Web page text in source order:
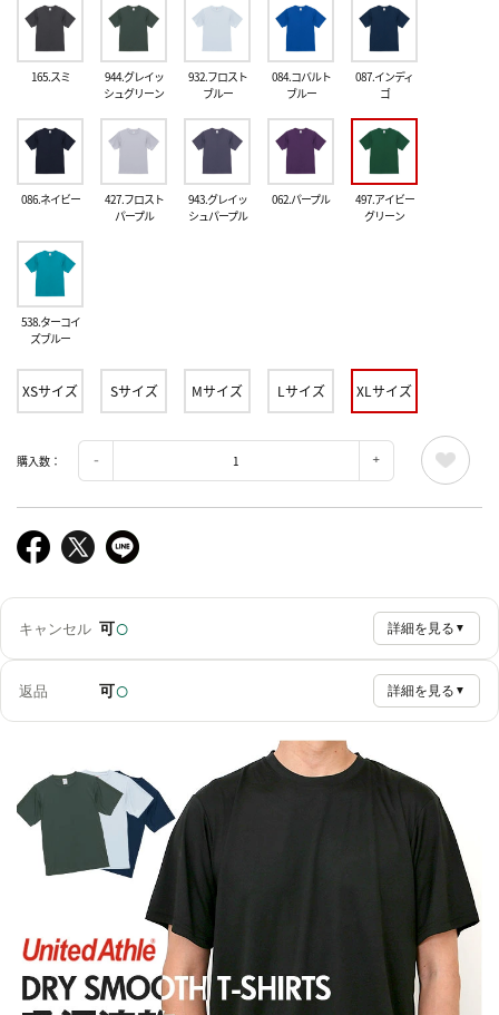
165.スミ
944.グレイッ
シュグリーン
932.フロスト
ブルー
084.コバルト
ブルー
087.インディ
ゴ
086.ネイビー
427.フロスト
パープル
943.グレイッ
シュパープル
062.パープル
497.アイビー
グリーン
538.ターコイ
ズブルー
XSサイズ Sサイズ Mサイズ Lサイズ XLサイズ
購入数：
キャンセル 可○ 詳細を見る ▼
返品 可○ 詳細を見る ▼